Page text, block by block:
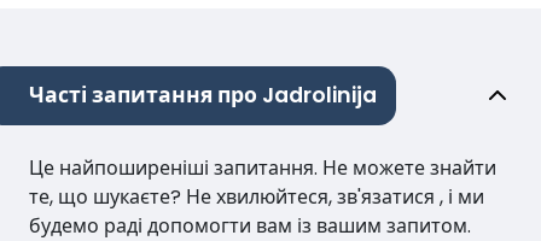
Часті запитання про Jadrolinija
Це найпоширеніші запитання. Не можете знайти
те, що шукаєте? Не хвилюйтеся, зв'язатися , і ми
будемо раді допомогти вам із вашим запитом.